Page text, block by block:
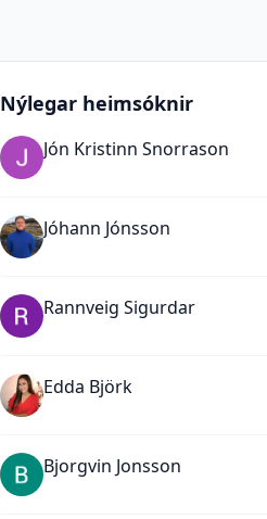
Nýlegar heimsóknir
Jón Kristinn Snorrason
Jóhann Jónsson
Rannveig Sigurdar
Edda Björk
Bjorgvin Jonsson